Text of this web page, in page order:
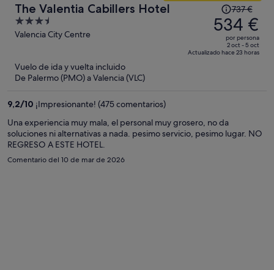
The Valentia Cabillers Hotel
3.5
out
Valencia City Centre
precio
era
737 €,
por
persona
737 €
534 €
por persona
2 oct - 5 oct
Actualizado hace 23 horas
Vuelo de ida y vuelta incluido
De Palermo (PMO) a Valencia (VLC)
9,2/10 ¡Impresionante! (475 comentarios)
Una experiencia muy mala, el personal muy grosero, no da
soluciones ni alternativas a nada. pesimo servicio, pesimo lugar. NO
REGRESO A ESTE HOTEL.
Comentario del 10 de mar de 2026